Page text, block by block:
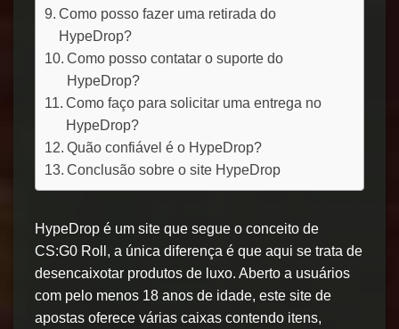
Como posso fazer uma retirada do
HypeDrop?
Como posso contatar o suporte do
HypeDrop?
Como faço para solicitar uma entrega no
HypeDrop?
Quão confiável é o HypeDrop?
Conclusão sobre o site HypeDrop
HypeDrop é um site que segue o conceito de
CS:G0 Roll, a única diferença é que aqui se trata de
desencaixotar produtos de luxo. Aberto a usuários
com pelo menos 18 anos de idade, este site de
apostas oferece várias caixas contendo itens,